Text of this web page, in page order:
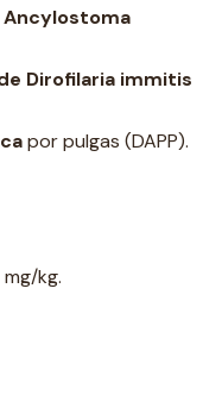
Dirofilaria immitis
por pulgas (DAPP).
kg.